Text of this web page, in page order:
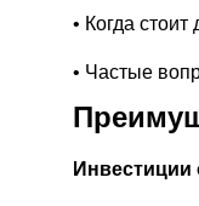
• Когда
• Частые